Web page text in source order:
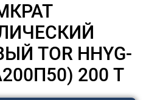
TOR HHYG-
200 Т